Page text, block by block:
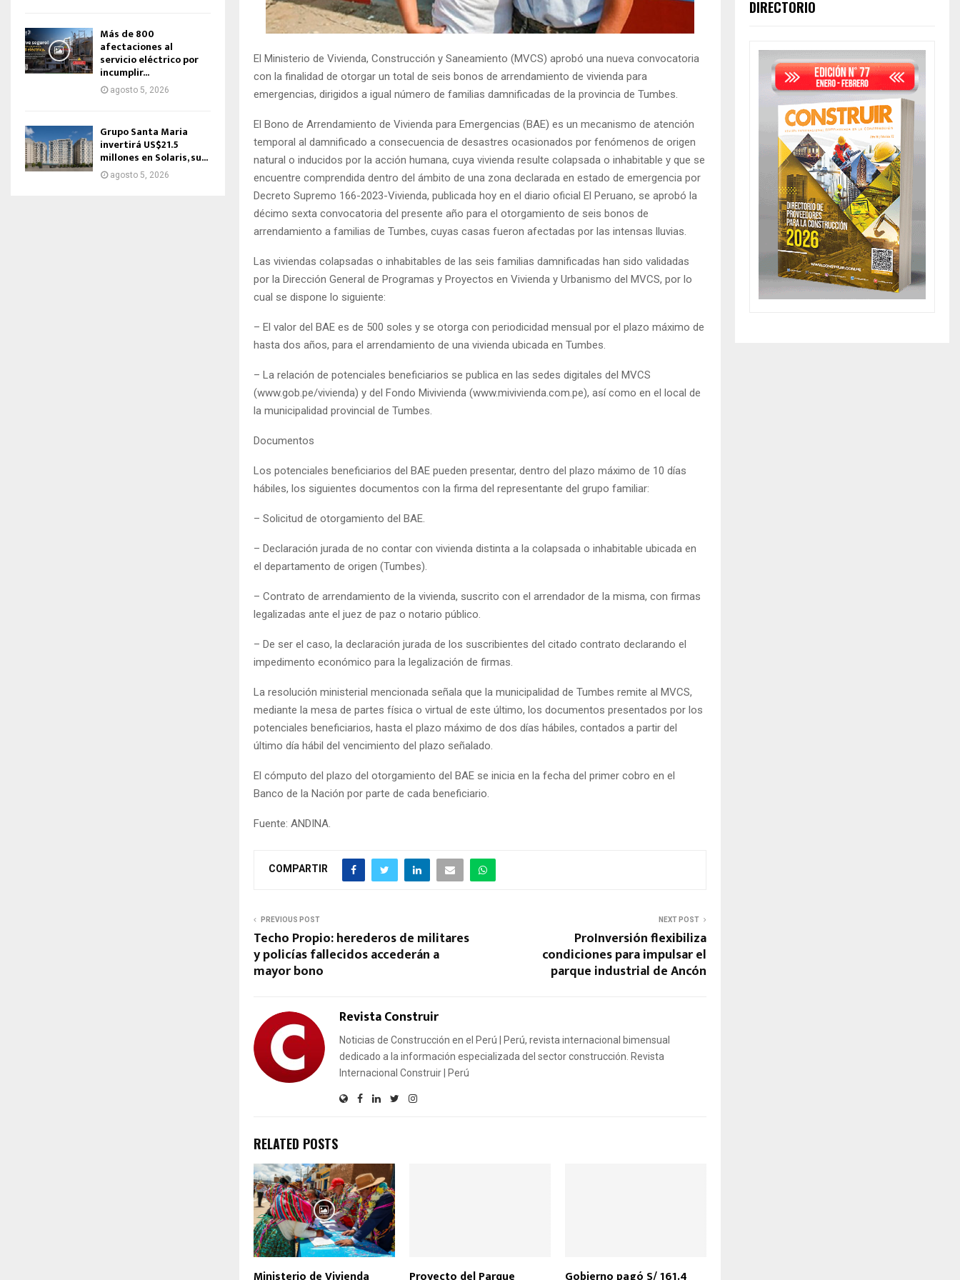
El Ministerio de Vivienda, Construcción y Saneamiento (MVCS) aprobó una nueva convocatoria
con la finalidad de otorgar un total de seis bonos de arrendamiento de vivienda para
emergencias, dirigidos a igual número de familias damnificadas de la provincia de Tumbes.
El Bono de Arrendamiento de Vivienda para Emergencias (BAE) es un mecanismo de atención
temporal al damnificado a consecuencia de desastres ocasionados por fenómenos de origen
natural o inducidos por la acción humana, cuya vivienda resulte colapsada o inhabitable y que se
encuentre comprendida dentro del ámbito de una zona declarada en estado de emergencia por
Decreto Supremo 166-2023-Vivienda, publicada hoy en el diario oficial El Peruano, se aprobó la
décimo sexta convocatoria del presente año para el otorgamiento de seis bonos de
arrendamiento a familias de Tumbes, cuyas casas fueron afectadas por las intensas lluvias.
Las viviendas colapsadas o inhabitables de las seis familias damnificadas han sido validadas
por la Dirección General de Programas y Proyectos en Vivienda y Urbanismo del MVCS, por lo
cual se dispone lo siguiente:
– El valor del BAE es de 500 soles y se otorga con periodicidad mensual por el plazo máximo de
hasta dos años, para el arrendamiento de una vivienda ubicada en Tumbes.
– La relación de potenciales beneficiarios se publica en las sedes digitales del MVCS
(www.gob.pe/vivienda) y del Fondo Mivivienda (www.mivivienda.com.pe), así como en el local de
la municipalidad provincial de Tumbes.
Documentos
Los potenciales beneficiarios del BAE pueden presentar, dentro del plazo máximo de 10 días
hábiles, los siguientes documentos con la firma del representante del grupo familiar:
– Solicitud de otorgamiento del BAE.
– Declaración jurada de no contar con vivienda distinta a la colapsada o inhabitable ubicada en
el departamento de origen (Tumbes).
– Contrato de arrendamiento de la vivienda, suscrito con el arrendador de la misma, con firmas
legalizadas ante el juez de paz o notario público.
– De ser el caso, la declaración jurada de los suscribientes del citado contrato declarando el
impedimento económico para la legalización de firmas.
La resolución ministerial mencionada señala que la municipalidad de Tumbes remite al MVCS,
mediante la mesa de partes física o virtual de este último, los documentos presentados por los
potenciales beneficiarios, hasta el plazo máximo de dos días hábiles, contados a partir del
último día hábil del vencimiento del plazo señalado.
El cómputo del plazo del otorgamiento del BAE se inicia en la fecha del primer cobro en el
Banco de la Nación por parte de cada beneficiario.
Fuente: ANDINA.
COMPARTIR
PREVIOUS POST
Techo Propio: herederos de militares
y policías fallecidos accederán a
mayor bono
NEXT POST
ProInversión flexibiliza
condiciones para impulsar el
parque industrial de Ancón
Revista Construir
Noticias de Construcción en el Perú | Perú, revista internacional bimensual
dedicado a la información especializada del sector construcción. Revista
Internacional Construir | Perú
RELATED POSTS
Más de 800
afectaciones al
servicio eléctrico por
incumplir...
agosto 5, 2026
Grupo Santa Maria
invertirá US$21.5
millones en Solaris, su...
agosto 5, 2026
DIRECTORIO